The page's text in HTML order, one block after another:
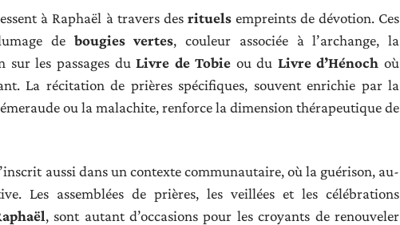
à Raphaël à travers des rituelsempreints de dévotion. Ces
de bougies vertes, couleur associée à l’archange, la
sur les passages duLivre de Tobie ou du Livre d’Hénoch où
La récitation de prières spécifiques, souvent enrichie par la
ou la malachite, renforce la dimension thérapeutique de
aussi dans un contexte communautaire, où la guérison, au-
Les assemblées de prières, les veillées et les célébrations
, sont autant d’occasions pour les croyants de renouveler